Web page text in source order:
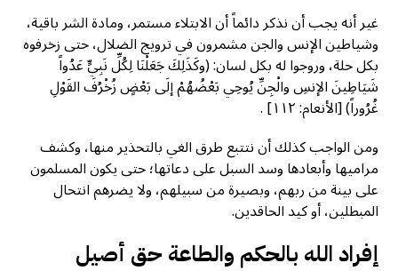
غير أنه يجب أن نذكر دائماً أن الابتلاء مستمر، ومادة الشر باقية،
وشياطين الإنس والجن مشمرون في ترويج الضلال، حتى زخرفوه
بكل حلة، وروجوا له بكل لسان: (وكَذَلِكَ جَعَلْنَا لِكُلِّ نَبِيٍّ عَدُواً
شَيَاطِينَ الإنسِ والْجِنِّ يُوحِي بَعْضُهُمْ إلَى بَعْضٍ زُخْرُفَ القَوْلِ
غُرُوراً) [الأنعام: ١١٢] .
ومن الواجب كذلك أن نتتبع طرق الغي بالتحذير منها، وكشف
مراميها وأبعادها وسد السبل على دعاتها؛ حتى يكون المسلمون
على بينة من ربهم، وبصيرة من سبيلهم، ولا يضرهم انتحال
المبطلين، أو كيد الحاقدين.
إفراد الله بالحكم والطاعة حق أصيل